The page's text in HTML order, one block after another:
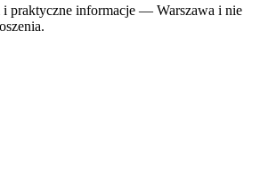
praktyczne informacje — Warszawa i nie